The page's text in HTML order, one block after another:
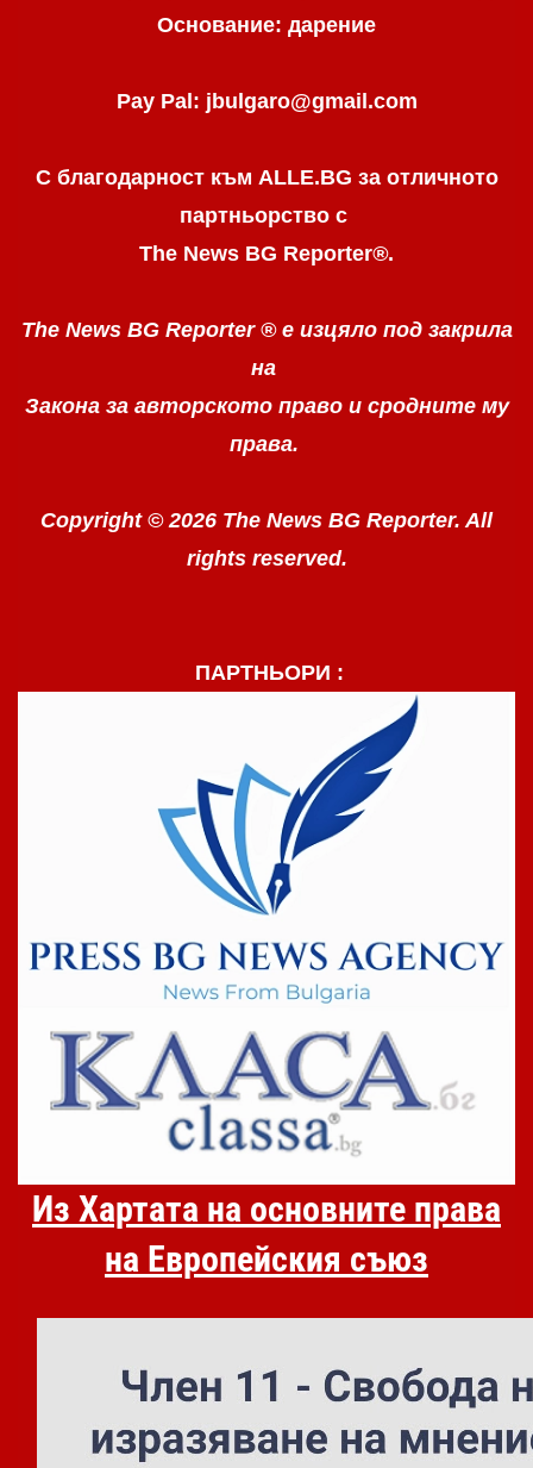
Основание: дарение
Pay Pal: jbulgaro@gmail.com
С благодарност към ALLE.BG за отличното
партньорство с
The News BG Reporter®.
The News BG Reporter ® е изцяло под закрила
на
Закона за авторското право и сродните му
права.
Copyright © 2026 The News BG Reporter. All
rights reserved.
ПАРТНЬОРИ :
Из Хартата на основните права
на Европейския съюз